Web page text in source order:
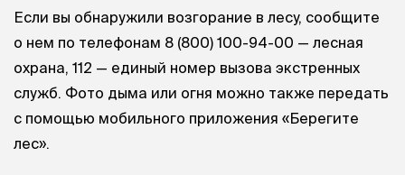
Если вы обнаружили возгорание в лесу, сообщите
о нем по телефонам 8 (800) 100-94-00 — лесная
охрана, 112 — единый номер вызова экстренных
служб. Фото дыма или огня можно также передать
с помощью мобильного приложения «Берегите
лес».